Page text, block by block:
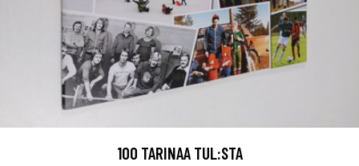
100 TARINAA TUL:STA